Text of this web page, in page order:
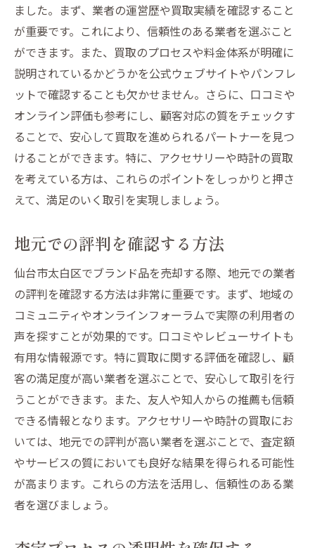
ました。まず、業者の運営歴や買取実績を確認すること
が重要です。これにより、信頼性のある業者を選ぶこと
ができます。また、買取のプロセスや料金体系が明確に
説明されているかどうかを公式ウェブサイトやパンフレ
ットで確認することも欠かせません。さらに、口コミや
オンライン評価も参考にし、顧客対応の質をチェックす
ることで、安心して買取を進められるパートナーを見つ
けることができます。特に、アクセサリーや時計の買取
を考えている方は、これらのポイントをしっかりと押さ
えて、満足のいく取引を実現しましょう。
地元での評判を確認する方法
仙台市太白区でブランド品を売却する際、地元での業者
の評判を確認する方法は非常に重要です。まず、地域の
コミュニティやオンラインフォーラムで実際の利用者の
声を探すことが効果的です。口コミやレビューサイトも
有用な情報源です。特に買取に関する評価を確認し、顧
客の満足度が高い業者を選ぶことで、安心して取引を行
うことができます。また、友人や知人からの推薦も信頼
できる情報となります。アクセサリーや時計の買取にお
いては、地元での評判が高い業者を選ぶことで、査定額
やサービスの質においても良好な結果を得られる可能性
が高まります。これらの方法を活用し、信頼性のある業
者を選びましょう。